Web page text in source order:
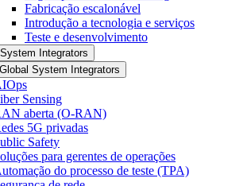
Fabricação escalonável
Introdução a tecnologia e serviços
Teste e desenvolvimento
Integrators
Global System Integrators
Sensing
aberta (O-RAN)
5G privadas
Safety
para gerentes de operações
do processo de teste (TPA)